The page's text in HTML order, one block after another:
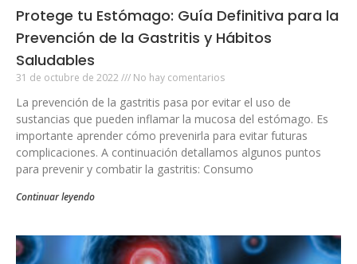
Protege tu Estómago: Guía Definitiva para la
Prevención de la Gastritis y Hábitos
Saludables
31 de octubre de 2022 No hay comentarios
La prevención de la gastritis pasa por evitar el uso de
sustancias que pueden inflamar la mucosa del estómago. Es
importante aprender cómo prevenirla para evitar futuras
complicaciones. A continuación detallamos algunos puntos
para prevenir y combatir la gastritis: Consumo
Continuar leyendo